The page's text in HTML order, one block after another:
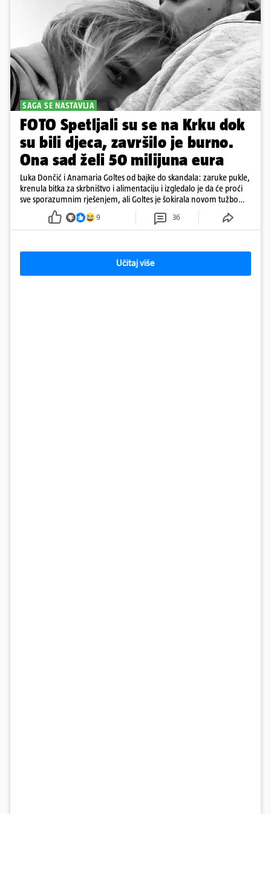
SAGA SE NASTAVLJA
FOTO Spetljali su se na Krku dok
su bili djeca, završilo je burno.
Ona sad želi 50 milijuna eura
Luka Dončić i Anamaria Goltes od bajke do skandala: zaruke pukle,
krenula bitka za skrbništvo i alimentaciju i izgledalo je da će proći
sve sporazumnim rješenjem, ali Goltes je šokirala novom tužbom
u Sloveniji
9 36
Učitaj više